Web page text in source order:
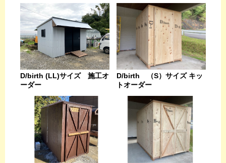
D/birth (LL)サイズ 施工オ
ーダー
D/birth （S）サイズ キッ
トオーダー